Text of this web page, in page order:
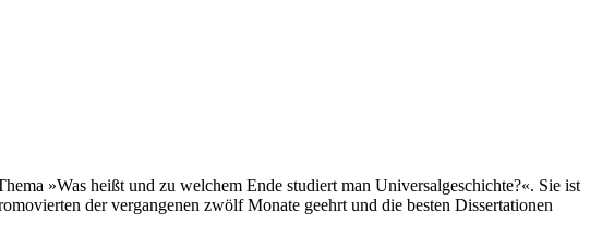
»Was heißt und zu welchem Ende studiert man Universalgeschichte?«. Sie ist
der vergangenen zwölf Monate geehrt und die besten Dissertationen